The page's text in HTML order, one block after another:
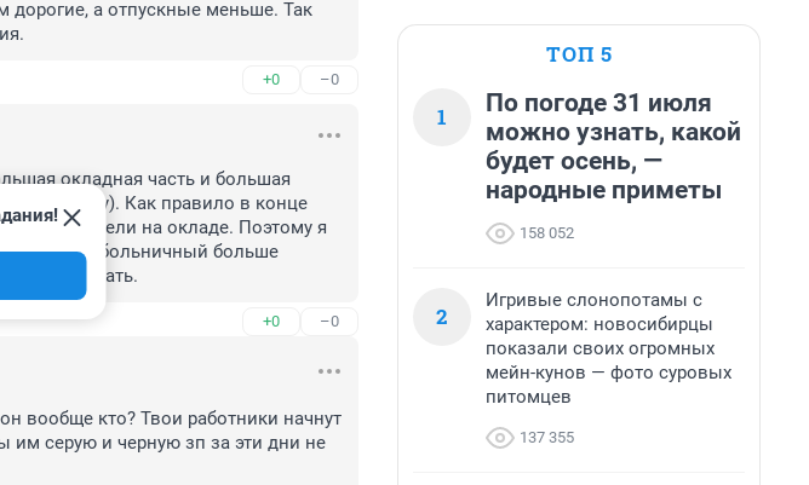
дорогие, а отпускные меньше. Так
+0 –0
окладная часть и большая
(типа кту). Как правило в конце
сидели на окладе. Поэтому я
(больничный больше
давать.
+0 –0
вообще кто? Твои работники начнут
им серую и черную зп за эти дни не
ТОП 5
1
По погоде 31 июля
можно узнать, какой
будет осень, —
народные приметы
158 052
2
Игривые слонопотамы с
характером: новосибирцы
показали своих огромных
мейн-кунов — фото суровых
питомцев
137 355